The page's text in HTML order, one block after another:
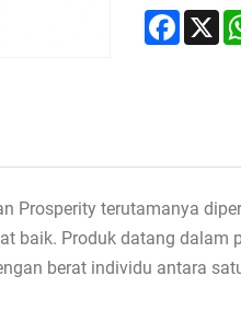
X
Prosperity terutamanya
baik. Produk datang
berat individu antara